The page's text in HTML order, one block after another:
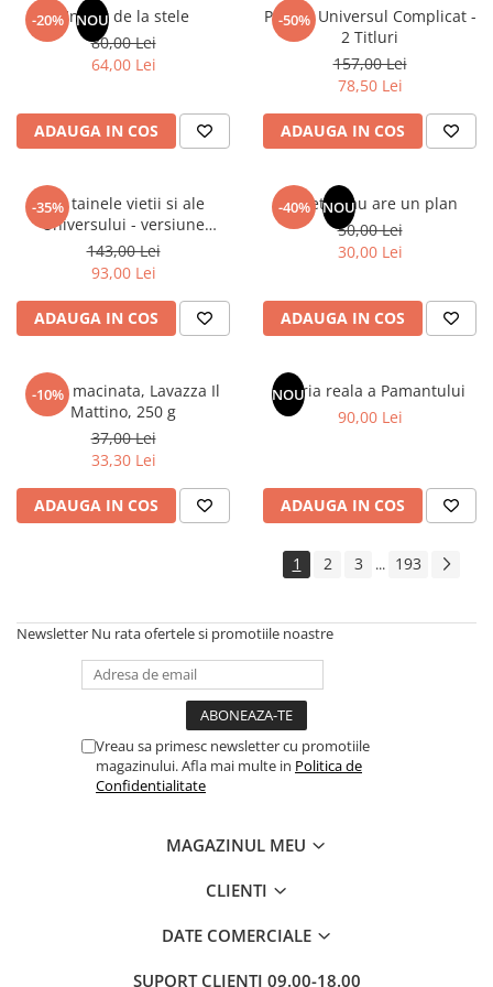
Articole Birotica
Accesorii Arhivare
Instrumente de scris
Seturi birotica
Articole scolare
Caiete si Carnetele scolare
Coperti, Mape, Etichete
Ghiozdane si Penare scolare
Instrumente si Truse Geometrie
Seturi scolare
Calculator
Consumabile & Accesorii
Cadouri
Literatura Romana
Literatura Universala
Carte Prescolara, Joc
Carti cartonate
-20% NOU
Un dar de la stele
80,00 Lei
64,00 Lei
ADAUGA IN COS
-50%
Pachet Universul Complicat -
2 Titluri
157,00 Lei
78,50 Lei
ADAUGA IN COS
-35%
Din tainele vietii si ale
Universului - versiune
originala din 1939. Volumele I-
III.
143,00 Lei
93,00 Lei
ADAUGA IN COS
-40% NOU
Sufletul tau are un plan
50,00 Lei
30,00 Lei
ADAUGA IN COS
-10%
Cafea macinata, Lavazza Il
Mattino, 250 g
37,00 Lei
33,30 Lei
ADAUGA IN COS
NOU
Istoria reala a Pamantului
90,00 Lei
ADAUGA IN COS
1 2 3 ... 193
Newsletter Nu rata ofertele si promotiile noastre
Vreau sa primesc newsletter cu promotiile
magazinului. Afla mai multe in Politica de
Confidentialitate
MAGAZINUL MEU
CLIENTI
DATE COMERCIALE
SUPORT CLIENTI 09.00-18.00